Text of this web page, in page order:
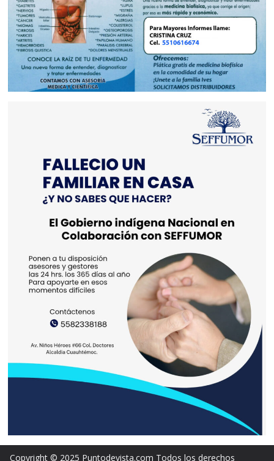
Copyright © 2025 Puntodevista.com Todos los derechos